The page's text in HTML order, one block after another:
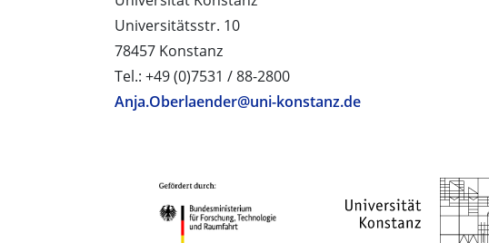
Universitätsstr. 10
78457 Konstanz
Tel.: +49 (0)7531 / 88-2800
Anja.Oberlaender@uni-konstanz.de